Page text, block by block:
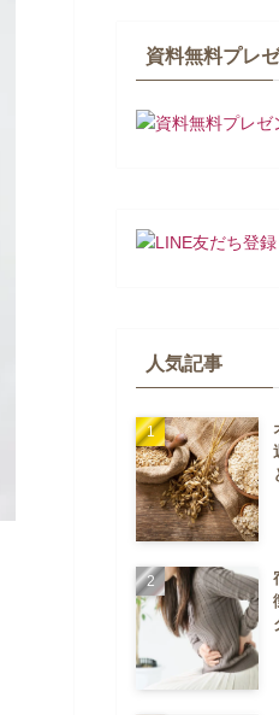
資料無料プレ
人気記事